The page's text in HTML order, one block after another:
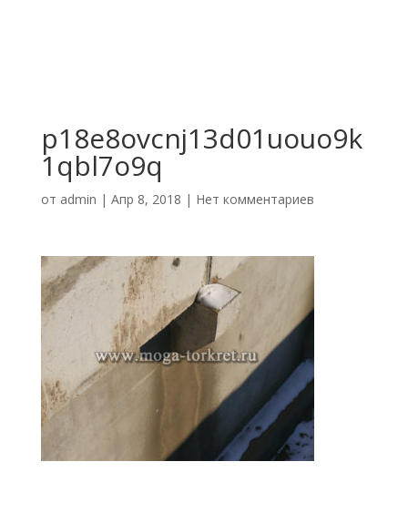
p18e8ovcnj13d01uouo9k
1qbl7o9q
от admin | Апр 8, 2018 | Нет комментариев